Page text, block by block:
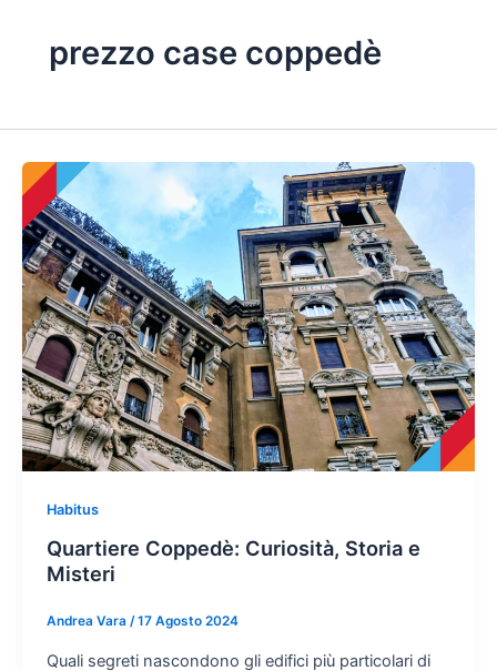
prezzo case coppedè
Habitus
Quartiere Coppedè: Curiosità, Storia e
Misteri
Andrea Vara /17 Agosto 2024
Quali segreti nascondono gli edifici più particolari di